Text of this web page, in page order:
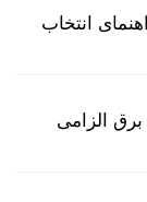
انتخاب
الزامی